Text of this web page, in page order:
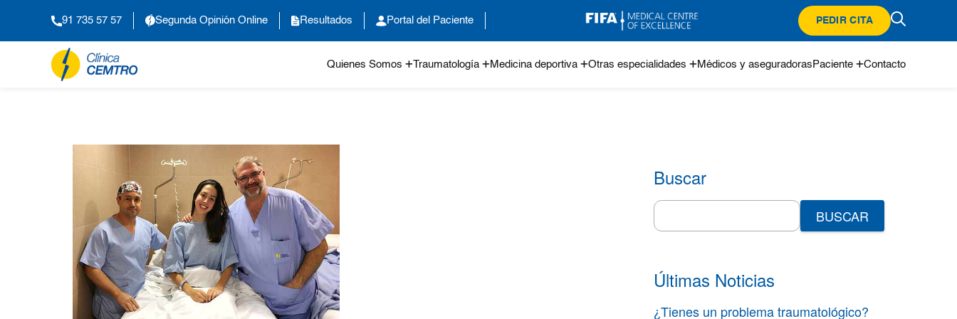
91 735 57 57 Segunda Opinión Online Resultados Portal del Paciente PEDIR CITA
Quienes Somos Traumatología Medicina deportiva Otras especialidades Médicos y aseguradoras Paciente Contacto
Buscar
Search
for:
Últimas Noticias
¿Tienes un problema traumatológico?